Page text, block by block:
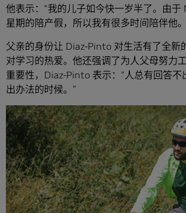
他表示：“我的儿子如今快一岁半了。由于
星期的陪产假，所以我有很多时间陪伴他
父亲的身份让 Diaz-Pinto 对生活有了全新
对学习的热爱。他还强调了为人父母努力
重要性，Diaz-Pinto 表示：“人总有回答不
出办法的时候。”